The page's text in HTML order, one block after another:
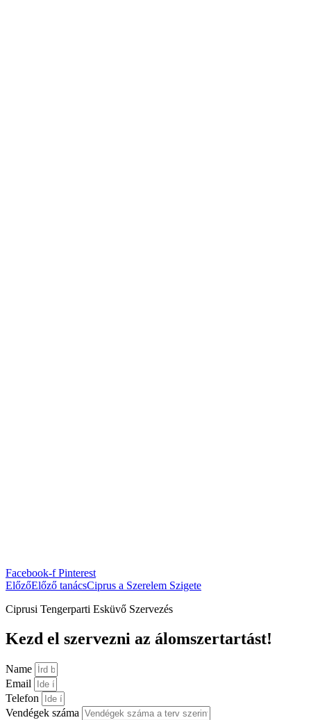
Facebook-f Pinterest
ElőzőElőző tanácsCiprus a Szerelem Szigete
Ciprusi Tengerparti Esküvő Szervezés
Kezd el szervezni az álomszertartást!
Name
Email
Telefon
Vendégek száma